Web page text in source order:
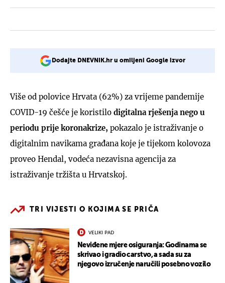
Dodajte DNEVNIK.hr u omiljeni Google izvor
Više od polovice Hrvata (62%) za vrijeme pandemije
COVID-19 češće je koristilo digitalna rješenja nego u
periodu prije koronakrize, pokazalo je istraživanje o
digitalnim navikama građana koje je tijekom kolovoza
proveo Hendal, vodeća nezavisna agencija za
istraživanje tržišta u Hrvatskoj.
TRI VIJESTI O KOJIMA SE PRIČA
VELIKI PAD
Neviđene mjere osiguranja: Godinama se
skrivao i gradio carstvo, a sada su za
njegovo izručenje naručili posebno vozilo